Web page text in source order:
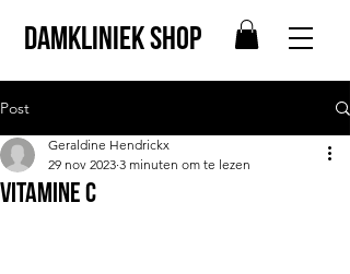
Damkliniek shop
Post
Vitamine C
Geraldine Hendrickx
29 nov 2023 3 minuten om te lezen